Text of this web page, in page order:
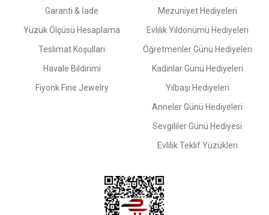
Garanti & İade
Yüzük Ölçüsü Hesaplama
Teslimat Koşulları
Havale Bildirimi
Fiyonk Fine Jewelry
Mezuniyet Hediyeleri
Evlilik Yıldönümü Hediyeleri
Öğretmenler Günü Hediyeleri
Kadınlar Günü Hediyeleri
Yılbaşı Hediyeleri
Anneler Günü Hediyeleri
Sevgililer Günü Hediyesi
Evlilik Teklif Yüzükleri